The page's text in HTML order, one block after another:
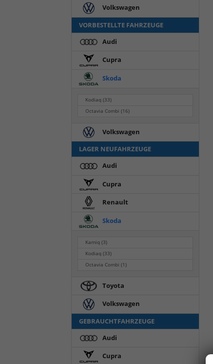
Volkswagen
VORBESTELLTE FAHRZEUGE
Audi
Cupra
Skoda
Kodiaq(33)
Octavia Combi(16)
Volkswagen
LAGER NEUFAHRZEUGE
Audi
Cupra
Renault
Skoda
Kamiq(3)
Kodiaq(33)
Octavia Combi(1)
Toyota
Volkswagen
GEBRAUCHTFAHRZEUGE
Audi
Cupra